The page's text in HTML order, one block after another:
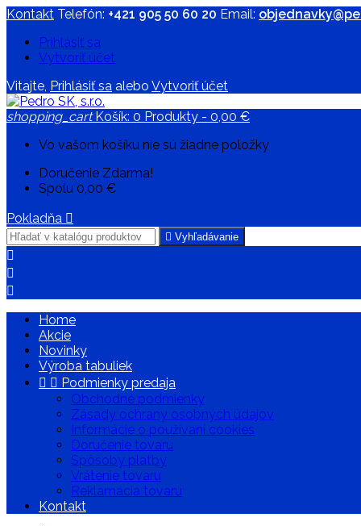
Kontakt Telefón: +421 905 50 60 20 Email:
Prihlásiť sa
Vytvoriť účet
Vitajte, Prihlásiť sa alebo Vytvoriť účet
shopping_cart Košík: 0 Produkty - 0,00 €
Vo vašom košíku nie sú žiadne položky
Doručenie Zdarma!
Spolu 0,00 €
Pokladňa 
 Vyhľadávanie



Home
Akcie
Novinky
Výroba tabuliek
  Podmienky predaja
Obchodné podmienky
Zásady ochrany osobných údajov
Informácie o používaní cookies
Doručenie tovaru
Spôsoby platby
Vrátenie tovaru
Reklamácia tovaru
Kontakt